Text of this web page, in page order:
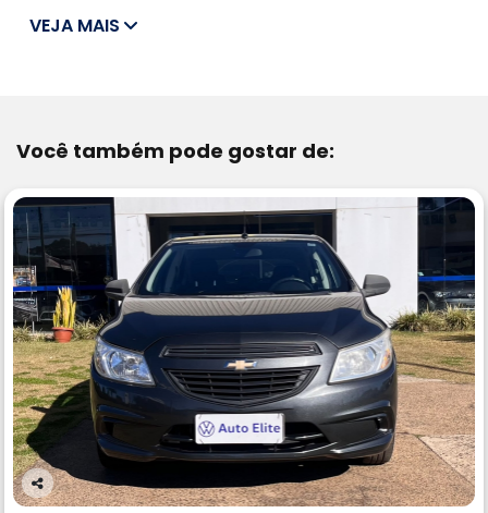
VEJA MAIS
Você também pode gostar de:
Co